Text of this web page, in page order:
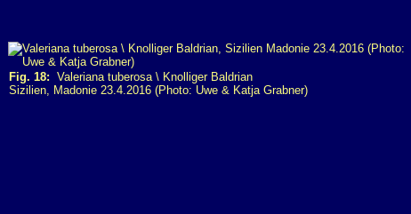
Fig. 18: Valeriana tuberosa \ Knolliger Baldrian
Sizilien, Madonie 23.4.2016 (Photo: Uwe & Katja Grabner)